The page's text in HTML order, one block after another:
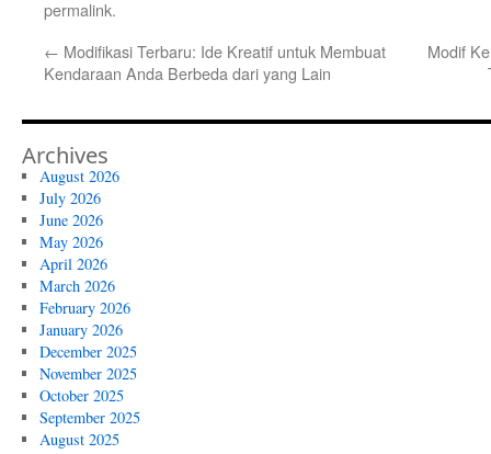
permalink.
← Modifikasi Terbaru: Ide Kreatif untuk Membuat
Kendaraan Anda Berbeda dari yang Lain
Modif
Archives
August 2026
July 2026
June 2026
May 2026
April 2026
March 2026
February 2026
January 2026
December 2025
November 2025
October 2025
September 2025
August 2025